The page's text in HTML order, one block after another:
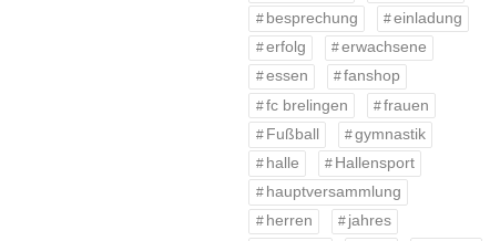
besprechung
einladung
erfolg
erwachsene
essen
fanshop
fc brelingen
frauen
Fußball
gymnastik
halle
Hallensport
hauptversammlung
herren
jahres